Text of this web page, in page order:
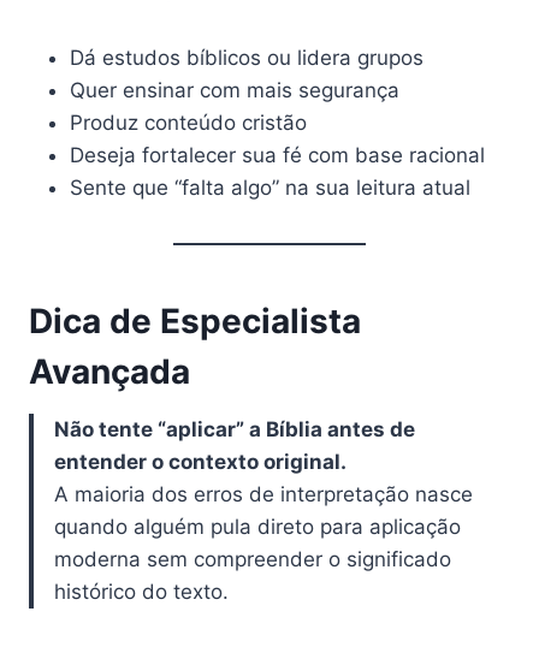
Dá estudos bíblicos ou lidera grupos
Quer ensinar com mais segurança
Produz conteúdo cristão
Deseja fortalecer sua fé com base racional
Sente que “falta algo” na sua leitura atual
Dica de Especialista
Avançada
Não tente “aplicar” a Bíblia antes de
entender o contexto original.
A maioria dos erros de interpretação nasce
quando alguém pula direto para aplicação
moderna sem compreender o significado
histórico do texto.